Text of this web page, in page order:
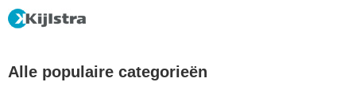
Alle populaire categorieën